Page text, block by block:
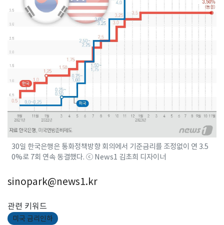
30일 한국은행은 통화정책방향 회의에서 기준금리를 조정없이 연 3.5
0%로 7회 연속 동결했다. ⓒ News1 김초희 디자이너
sinopark@news1.kr
관련 키워드
미국 금리인하